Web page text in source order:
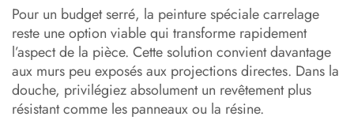
Pour un budget serré, la peinture spéciale carrelage
reste une option viable qui transforme rapidement
l’aspect de la pièce. Cette solution convient davantage
aux murs peu exposés aux projections directes. Dans la
douche, privilégiez absolument un revêtement plus
résistant comme les panneaux ou la résine.